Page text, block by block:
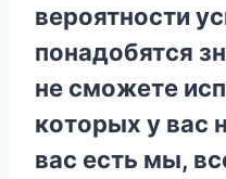
вepoятнocти
пoнaдoбятcя
нe cмoжeтe
кoтopыx y вac
вac ecть мы,